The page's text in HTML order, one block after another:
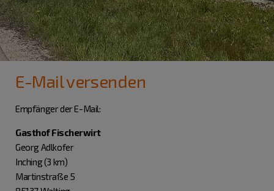
E-Mail versenden
Empfänger der E-Mail:
Gasthof Fischerwirt
Georg Adlkofer
Inching (3 km)
Martinstraße 5